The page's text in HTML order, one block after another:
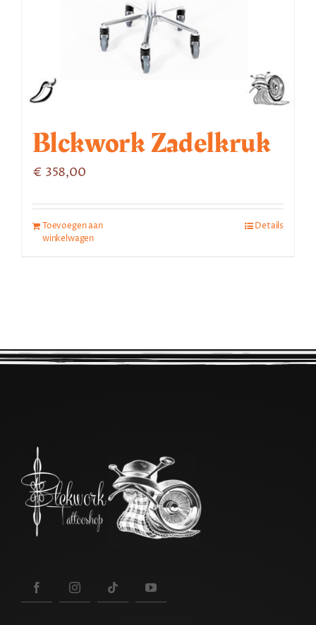
Blckwork Zadelkruk
€ 358,00
Toevoegen aan
winkelwagen
Details